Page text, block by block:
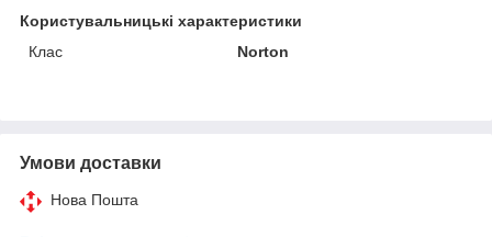
Користувальницькі характеристики
Клас
Norton
Умови доставки
Нова Пошта